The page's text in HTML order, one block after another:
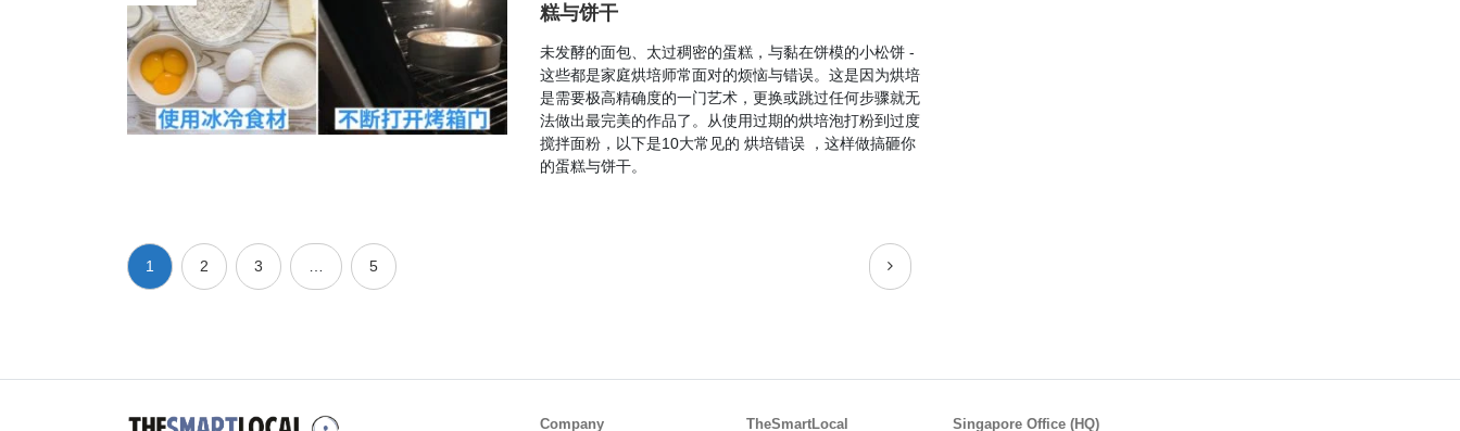
糕与饼干
未发酵的面包、太过稠密的蛋糕，与黏在饼模的小松饼 -
这些都是家庭烘培师常面对的烦恼与错误。这是因为烘培
是需要极高精确度的一门艺术，更换或跳过任何步骤就无
法做出最完美的作品了。从使用过期的烘培泡打粉到过度
搅拌面粉，以下是10大常见的 烘培错误 ，这样做搞砸你
的蛋糕与饼干。
1 2 3 5
Company TheSmartLocal Singapore Office (HQ)